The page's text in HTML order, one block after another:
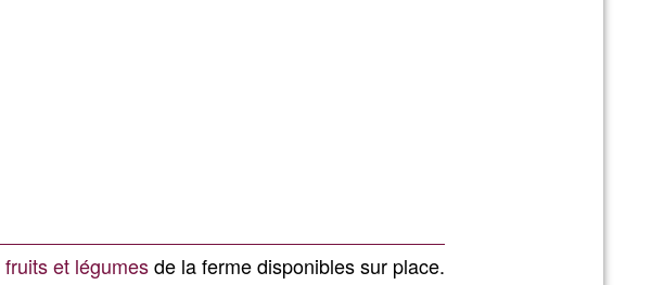
Camping
fruits et légumesde la ferme disponibles sur place.